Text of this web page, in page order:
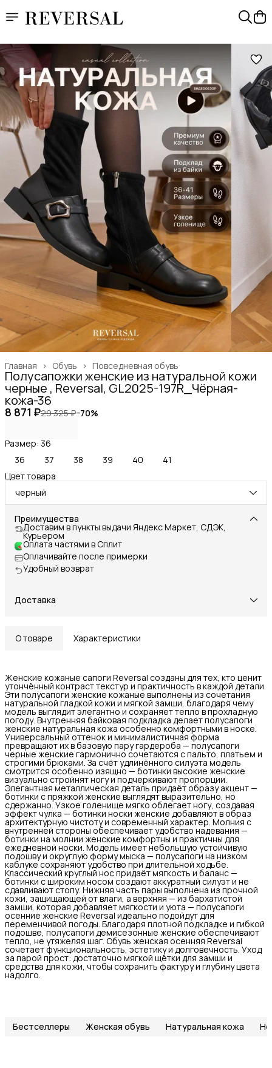
Повседневная обувь
Обувь ›
Главная ›
Полусапожки женские из натуральной кожи
черные , Reversal, GL2025-197R_Чёрная-
кожа-36
8 871 ₽29 325 ₽−70%
Размер: 36
36
37 38 39 40
41
Цвет товара
черный
Преимущества
Доставим в пункты выдачи Яндекс Маркет, СДЭК,
Курьером
Оплата частями в Сплит
Оплачивайте после примерки
Удобный возврат
Доставка
О товаре Характеристики
Женские кожаные сапоги Reversal созданы для тех, кто ценит
утончённый контраст текстур и практичность в каждой детали.
Эти полусапоги женские кожаные выполнены из сочетания
натуральной гладкой кожи и мягкой замши, благодаря чему
модель выглядит элегантно и сохраняет тепло в прохладную
погоду. Внутренняя байковая подкладка делает полусапоги
женские натуральная кожа особенно комфортными в носке.
Универсальный оттенок и минималистичная форма
превращают их в базовую пару гардероба — полусапоги
черные женские гармонично сочетаются с пальто, платьем и
строгими брюками. За счёт удлинённого силуэта модель
смотрится особенно изящно — ботинки высокие женские
визуально стройнят ногу и подчеркивают пропорции.
Элегантная металлическая деталь придаёт образу акцент —
ботинки с пряжкой женские выглядят выразительно, но
сдержанно. Узкое голенище мягко облегает ногу, создавая
эффект чулка — ботинки носки женские добавляют в образ
архитектурную чистоту и современный характер. Молния с
внутренней стороны обеспечивает удобство надевания —
ботинки на молнии женские комфортны и практичны для
ежедневной носки. Модель имеет небольшую устойчивую
подошву и округлую форму мыска — полусапоги на низком
каблуке сохраняют удобство при длительной ходьбе.
Классический круглый нос придаёт мягкость и баланс —
ботинки с широким носом создают аккуратный силуэт и не
сдавливают стопу. Нижняя часть пары выполнена из прочной
кожи, защищающей от влаги, а верхняя — из бархатистой
замши, которая добавляет мягкости и уюта — полусапоги
осенние женские Reversal идеально подойдут для
переменчивой погоды. Благодаря плотной подкладке и гибкой
подошве, полусапоги демисезонные женские обеспечивают
тепло, не утяжеляя шаг. Обувь женская осенняя Reversal
сочетает функциональность, эстетику и долговечность. Уход
за парой прост: достаточно мягкой щётки для замши и
средства для кожи, чтобы сохранить фактуру и глубину цвета
надолго.
Бестселлеры Женская обувь Натуральная кожа